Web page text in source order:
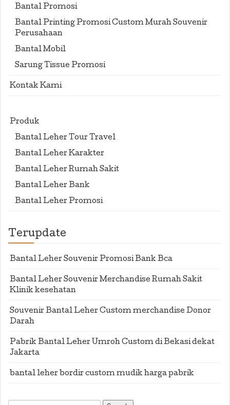
Bantal Promosi
Bantal Printing Promosi Custom Murah Souvenir
Perusahaan
Bantal Mobil
Sarung Tissue Promosi
Kontak Kami
Produk
Bantal Leher Tour Travel
Bantal Leher Karakter
Bantal Leher Rumah Sakit
Bantal Leher Bank
Bantal Leher Promosi
Terupdate
Bantal Leher Souvenir Promosi Bank Bca
Bantal Leher Souvenir Merchandise Rumah Sakit
Klinik kesehatan
Souvenir Bantal Leher Custom merchandise Donor
Darah
Pabrik Bantal Leher Umroh Custom di Bekasi dekat
Jakarta
bantal leher bordir custom mudik harga pabrik